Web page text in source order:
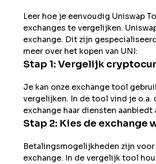
Leer hoe je eenvoudig Uniswap
exchanges te vergelijken.
exchange. Dit zijn
meer over het kopen van UNI:
Stap 1: Vergelijk
Je kan onze exchange tool
vergelijken. In de tool vind je
exchange haar diensten aanbiedt
Stap 2: Kies de exchange
Betalingsmogelijkheden zijn voor
exchange. In de vergelijk tool